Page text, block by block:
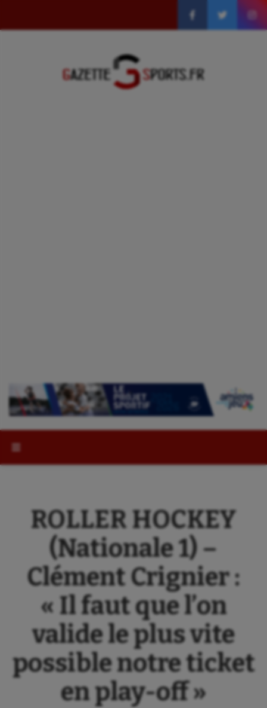
ROLLER HOCKEY
(Nationale 1) –
Clément Crignier :
« Il faut que l’on
valide le plus vite
possible notre ticket
en play-off »